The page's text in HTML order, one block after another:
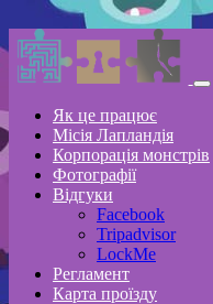
Як це працює
Місія Лапландія
Корпорація монстрів
Фотографії
Відгуки
Facebook
Tripadvisor
LockMe
Регламент
Карта проїзду